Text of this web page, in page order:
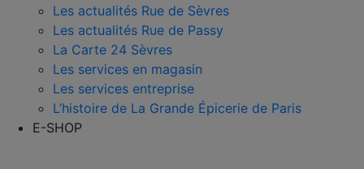
Les actualités Rue de Sèvres
Les actualités Rue de Passy
La Carte 24 Sèvres
Les services en magasin
Les services entreprise
L’histoire de La Grande Épicerie de Paris
E-SHOP